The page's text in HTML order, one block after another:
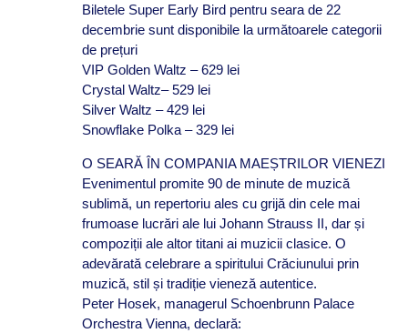
Biletele Super Early Bird pentru seara de 22
decembrie sunt disponibile la următoarele categorii
de prețuri
VIP Golden Waltz – 629 lei
Crystal Waltz– 529 lei
Silver Waltz – 429 lei
Snowflake Polka – 329 lei
O SEARĂ ÎN COMPANIA MAEȘTRILOR VIENEZI
Evenimentul promite 90 de minute de muzică
sublimă, un repertoriu ales cu grijă din cele mai
frumoase lucrări ale lui Johann Strauss II, dar și
compoziții ale altor titani ai muzicii clasice. O
adevărată celebrare a spiritului Crăciunului prin
muzică, stil și tradiție vieneză autentice.
Peter Hosek, managerul Schoenbrunn Palace
Orchestra Vienna, declară: